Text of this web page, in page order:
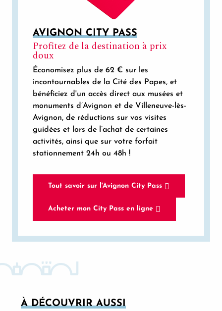
AVIGNON CITY PASS
Profitez de la destination à prix
doux
Économisez plus de 62 € sur les
incontournables de la Cité des Papes, et
bénéficiez d'un accès direct aux musées et
monuments d’Avignon et de Villeneuve-lès-
Avignon, de réductions sur vos visites
guidées et lors de l’achat de certaines
activités, ainsi que sur votre forfait
stationnement 24h ou 48h !
Tout savoir sur l'Avignon City Pass
Acheter mon City Pass en ligne
À DÉCOUVRIR AUSSI